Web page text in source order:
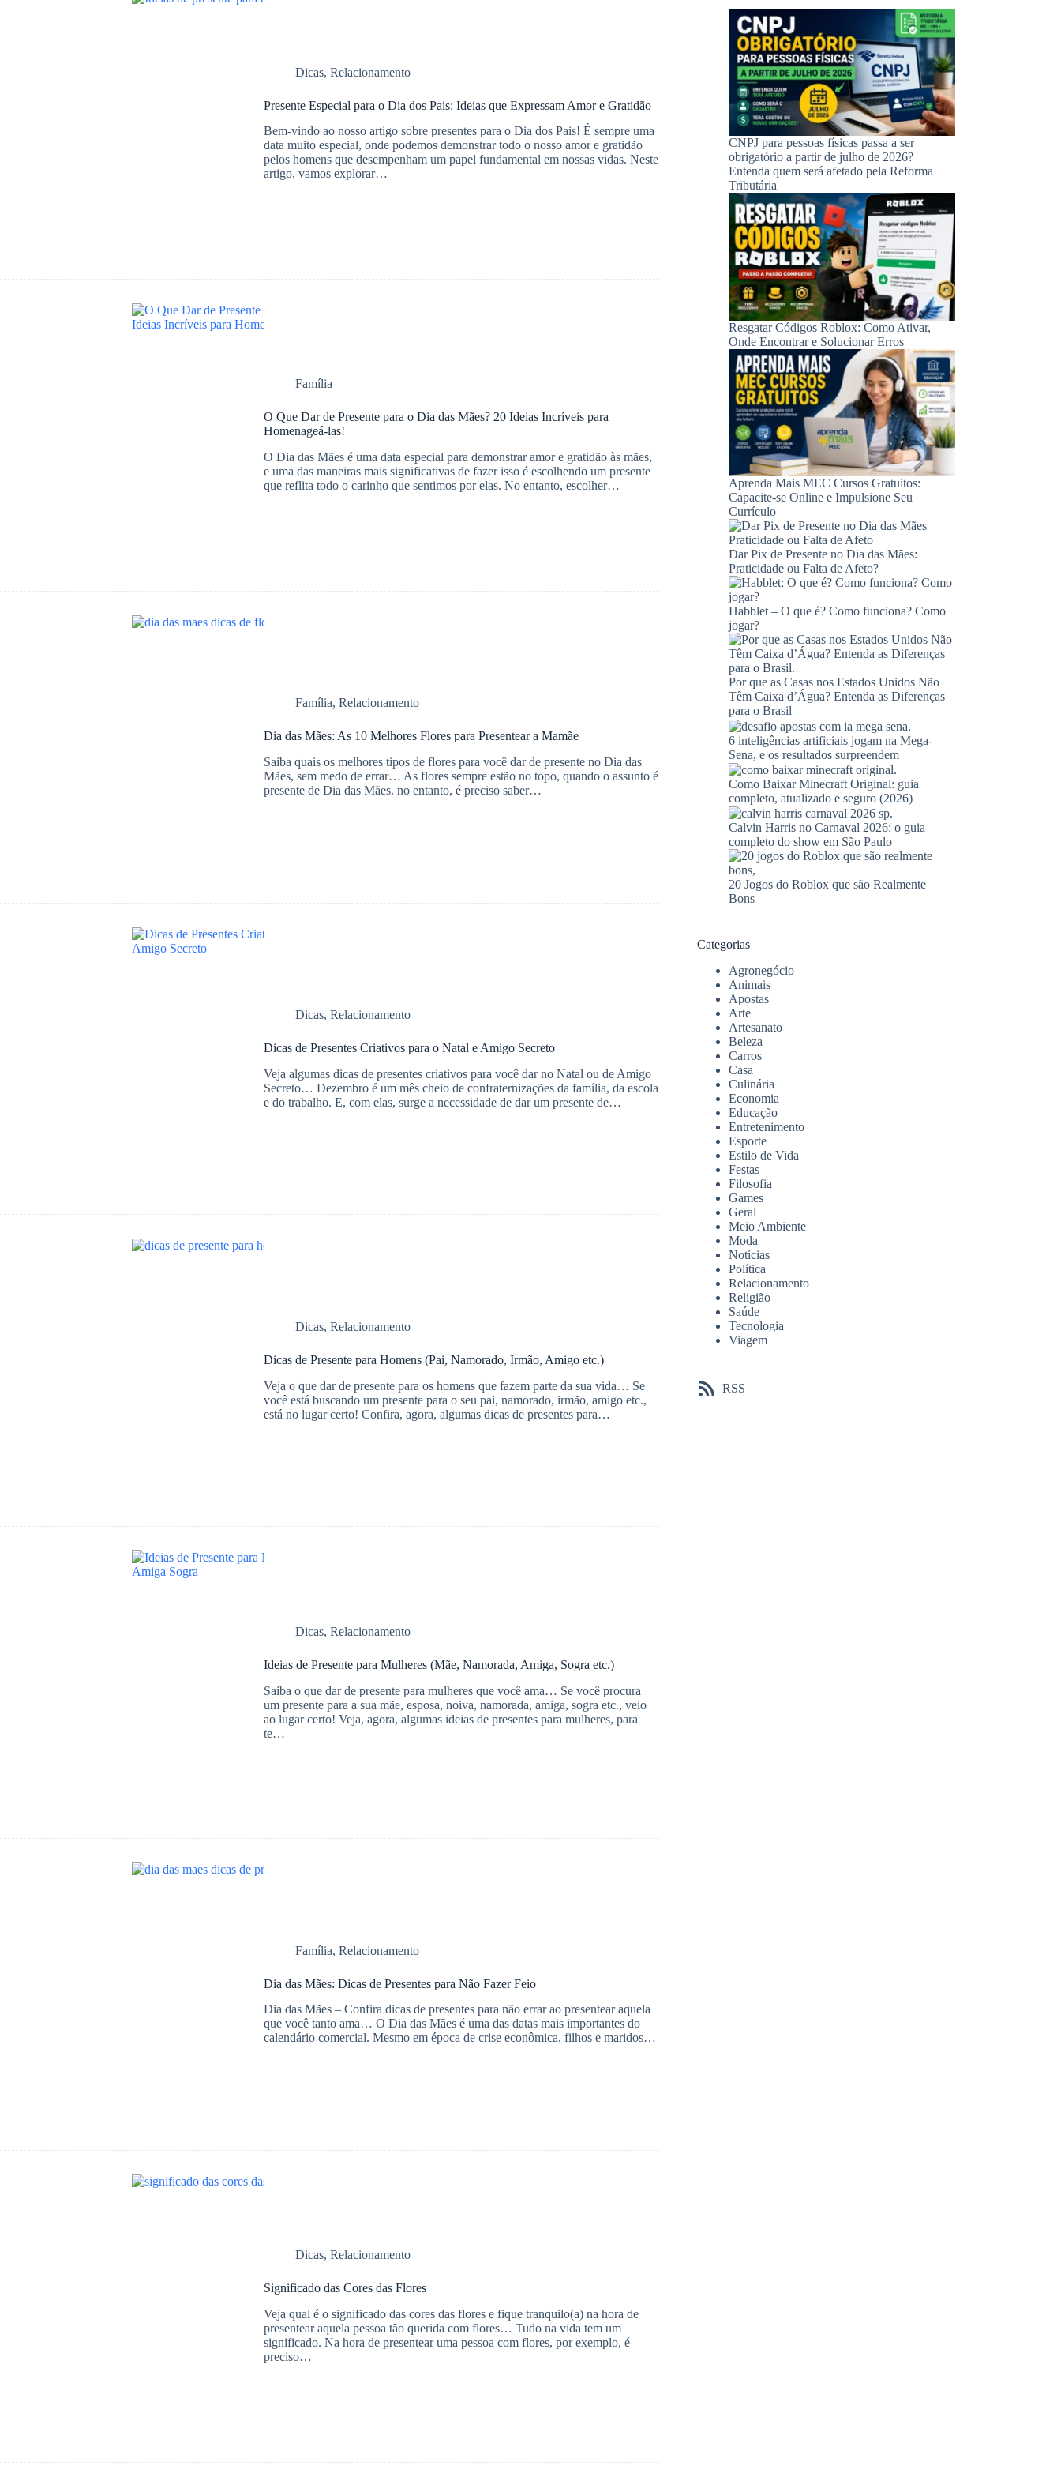
Dicas, Relacionamento
Presente Especial para o Dia dos Pais: Ideias que Expressam Amor e Gratidão
Bem-vindo ao nosso artigo sobre presentes para o Dia dos Pais! É sempre uma
data muito especial, onde podemos demonstrar todo o nosso amor e gratidão
pelos homens que desempenham um papel fundamental em nossas vidas. Neste
artigo, vamos explorar…
Família
O Que Dar de Presente para o Dia das Mães? 20 Ideias Incríveis para
Homenageá-las!
O Dia das Mães é uma data especial para demonstrar amor e gratidão às mães,
e uma das maneiras mais significativas de fazer isso é escolhendo um presente
que reflita todo o carinho que sentimos por elas. No entanto, escolher…
Família, Relacionamento
Dia das Mães: As 10 Melhores Flores para Presentear a Mamãe
Saiba quais os melhores tipos de flores para você dar de presente no Dia das
Mães, sem medo de errar… As flores sempre estão no topo, quando o assunto é
presente de Dia das Mães. no entanto, é preciso saber…
Dicas, Relacionamento
Dicas de Presentes Criativos para o Natal e Amigo Secreto
Veja algumas dicas de presentes criativos para você dar no Natal ou de Amigo
Secreto… Dezembro é um mês cheio de confraternizações da família, da escola
e do trabalho. E, com elas, surge a necessidade de dar um presente de…
Dicas, Relacionamento
Dicas de Presente para Homens (Pai, Namorado, Irmão, Amigo etc.)
Veja o que dar de presente para os homens que fazem parte da sua vida… Se
você está buscando um presente para o seu pai, namorado, irmão, amigo etc.,
está no lugar certo! Confira, agora, algumas dicas de presentes para…
Dicas, Relacionamento
Ideias de Presente para Mulheres (Mãe, Namorada, Amiga, Sogra etc.)
Saiba o que dar de presente para mulheres que você ama… Se você procura
um presente para a sua mãe, esposa, noiva, namorada, amiga, sogra etc., veio
ao lugar certo! Veja, agora, algumas ideias de presentes para mulheres, para
te…
Família, Relacionamento
Dia das Mães: Dicas de Presentes para Não Fazer Feio
Dia das Mães – Confira dicas de presentes para não errar ao presentear aquela
que você tanto ama… O Dia das Mães é uma das datas mais importantes do
calendário comercial. Mesmo em época de crise econômica, filhos e maridos…
Dicas, Relacionamento
Significado das Cores das Flores
Veja qual é o significado das cores das flores e fique tranquilo(a) na hora de
presentear aquela pessoa tão querida com flores… Tudo na vida tem um
significado. Na hora de presentear uma pessoa com flores, por exemplo, é
preciso…
CNPJ para pessoas físicas passa a ser
obrigatório a partir de julho de 2026?
Entenda quem será afetado pela Reforma
Tributária
Resgatar Códigos Roblox: Como Ativar,
Onde Encontrar e Solucionar Erros
Aprenda Mais MEC Cursos Gratuitos:
Capacite-se Online e Impulsione Seu
Currículo
Dar Pix de Presente no Dia das Mães:
Praticidade ou Falta de Afeto?
Habblet – O que é? Como funciona? Como
jogar?
Por que as Casas nos Estados Unidos Não
Têm Caixa d’Água? Entenda as Diferenças
para o Brasil
6 inteligências artificiais jogam na Mega-
Sena, e os resultados surpreendem
Como Baixar Minecraft Original: guia
completo, atualizado e seguro (2026)
Calvin Harris no Carnaval 2026: o guia
completo do show em São Paulo
20 Jogos do Roblox que são Realmente
Bons
Categorias
Agronegócio
Animais
Apostas
Arte
Artesanato
Beleza
Carros
Casa
Culinária
Economia
Educação
Entretenimento
Esporte
Estilo de Vida
Festas
Filosofia
Games
Geral
Meio Ambiente
Moda
Notícias
Política
Relacionamento
Religião
Saúde
Tecnologia
Viagem
RSS